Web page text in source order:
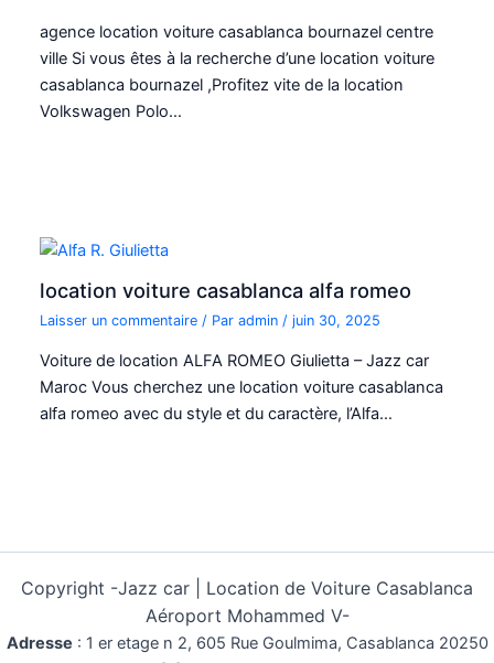
agence location voiture casablanca bournazel centre
ville Si vous êtes à la recherche d’une location voiture
casablanca bournazel ,Profitez vite de la location
Volkswagen Polo…
location voiture casablanca alfa romeo
Laisser un commentaire / Paradmin /juin 30, 2025
Voiture de location ALFA ROMEO Giulietta – Jazz car
Maroc Vous cherchez une location voiture casablanca
alfa romeo avec du style et du caractère, l’Alfa…
Copyright -Jazz car | Location de Voiture Casablanca
Aéroport Mohammed V-
Adresse : 1 er etage n 2, 605 Rue Goulmima, Casablanca 20250